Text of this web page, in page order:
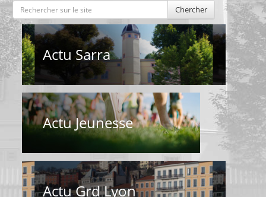
Chercher
Actu Sarra
Actu Jeunesse
Actu Grd Lyon